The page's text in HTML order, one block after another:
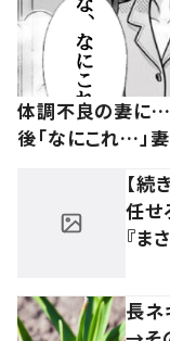
体調不良の妻に…
後「なにこれ…」
【続
任せ
『ま
長ネ